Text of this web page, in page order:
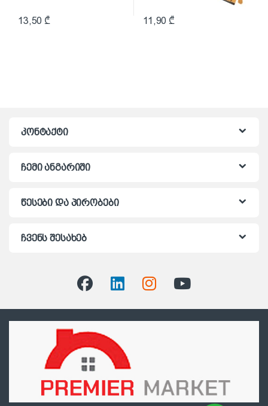
13,50 ₾ 11,90 ₾
კონტაქტი
ჩემი ანგარიში
წესები და პირობები
ჩვენს შესახებ